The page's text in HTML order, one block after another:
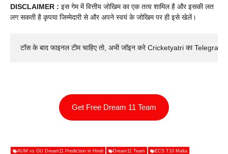
DISCLAIMER : इस गेम में वित्तीय जोखिम का एक तत्व शामिल है और इसकी लत
लग सकती है कृपया जिम्मेदारी से और अपने स्वयं के जोखिम पर ही इसे खेलें।
टॉस के बाद फाइनल टीम चाहिए तो, अभी जॉइन करे Cricketyatri का
Get Free Dream 11 Team
AUM vs GU Dream11 Prediction in Hindi Dream11 Team ECS T10 Malta